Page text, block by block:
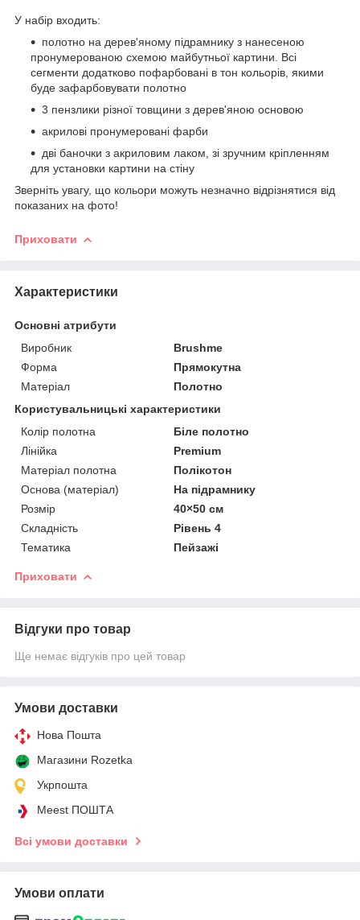
У набір входить:
полотно на дерев'яному підрамнику з нанесеною
пронумерованою схемою майбутньої картини. Всі
сегменти додатково пофарбовані в тон кольорів, якими
буде зафарбовувати полотно
3 пензлики різної товщини з дерев'яною основою
акрилові пронумеровані фарби
дві баночки з акриловим лаком, зі зручним кріпленням
для установки картини на стіну
Зверніть увагу, що кольори можуть незначно відрізнятися від
показаних на фото!
Приховати
Характеристики
Основні атрибути
Виробник
Brushme
Форма
Прямокутна
Матеріал
Полотно
Користувальницькі характеристики
Колір полотна
Біле полотно
Лінійка
Premium
Матеріал полотна
Полікотон
Основа (матеріал)
На підрамнику
Розмір
40×50 см
Складність
Рівень 4
Тематика
Пейзажі
Приховати
Відгуки про товар
Ще немає відгуків про цей товар
Умови доставки
Нова Пошта
Магазини Rozetka
Укрпошта
Meest ПОШТА
Всі умови доставки
Умови оплати